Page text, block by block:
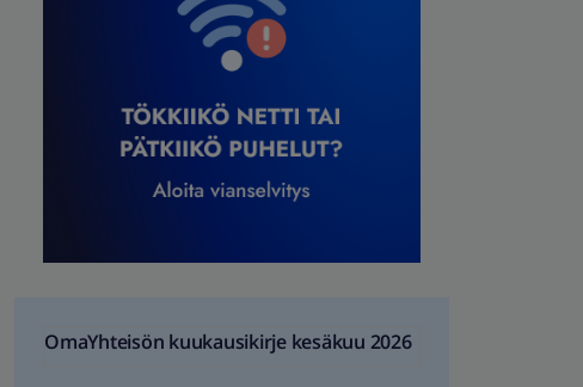
OmaYhteisön kuukausikirje kesäkuu 2026